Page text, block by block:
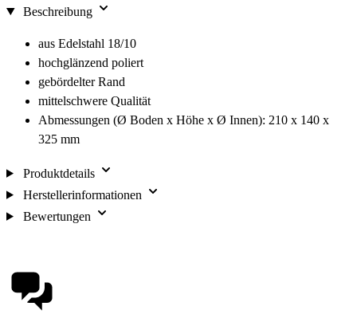
Beschreibung
aus Edelstahl 18/10
hochglänzend poliert
gebördelter Rand
mittelschwere Qualität
Abmessungen (Ø Boden x Höhe x Ø Innen): 210 x 140 x
325 mm
Produktdetails
Herstellerinformationen
Bewertungen